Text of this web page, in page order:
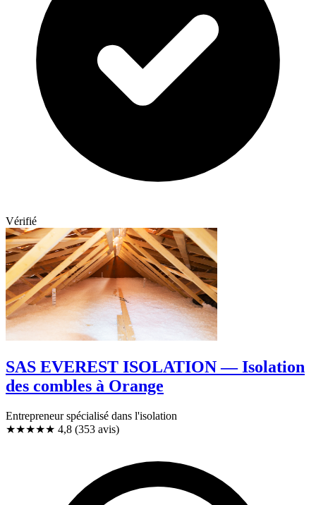
Vérifié
SAS EVEREST ISOLATION — Isolation
des combles à Orange
Entrepreneur spécialisé dans l'isolation
★★★★★ 4,8 (353 avis)